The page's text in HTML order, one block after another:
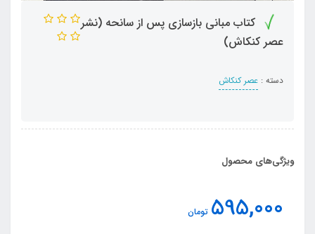
کتاب مبانی بازسازی پس از سانحه (نشر
عصر کنکاش)
دسته : عصر کنکاش
ویژگی‌های محصول
595,000 تومان